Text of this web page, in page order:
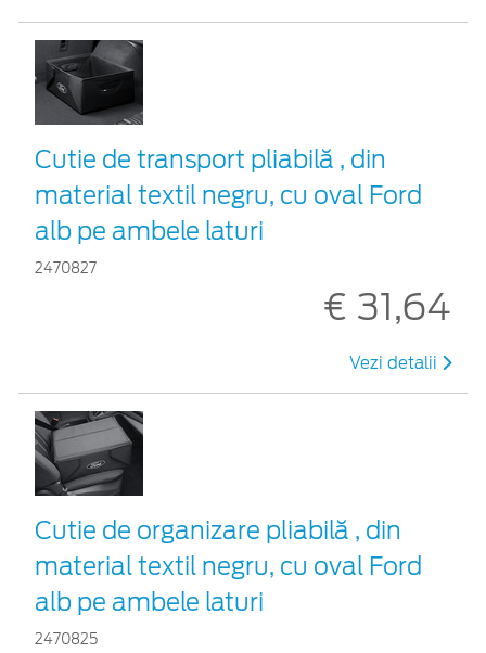
Cutie de transport pliabilă , din
material textil negru, cu oval Ford
alb pe ambele laturi
2470827
€ 31,64
Vezi detalii
Cutie de organizare pliabilă , din
material textil negru, cu oval Ford
alb pe ambele laturi
2470825